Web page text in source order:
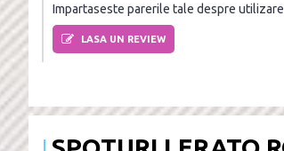
Impartaseste parerile tale despre
LASA UN REVIEW